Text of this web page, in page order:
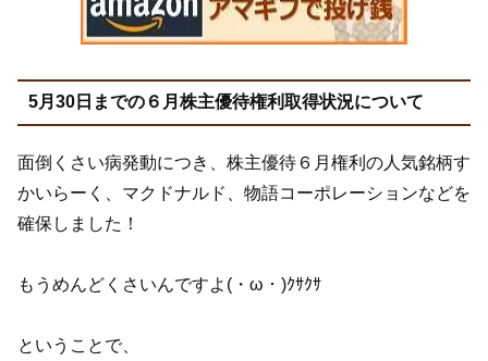
5月30日までの６月株主優待権利取得状況について
面倒くさい病発動につき、株主優待６月権利の人気銘柄す
かいらーく、マクドナルド、物語コーポレーションなどを
確保しました！
もうめんどくさいんですよ(・ω・)ｸｻｸｻ
ということで、